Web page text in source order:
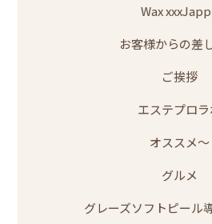
Wax
お客様からの差
ご挨拶
エステプロラ
オススメ～
グルメ
グレーズソフトピール